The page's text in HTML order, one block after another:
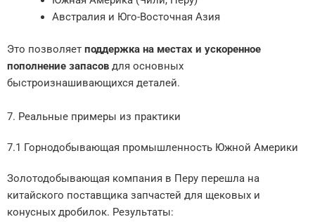
Австралия и Юго-Восточная Азия
Это позволяет поддержка на местах и ускоренное
пополнение запасов для основных
быстроизнашивающихся деталей.
7. Реальные примеры из практики
7.1 Горнодобывающая промышленность Южной Америки
Золотодобывающая компания в Перу перешла на
китайского поставщика запчастей для щековых и
конусных дробилок. Результаты: